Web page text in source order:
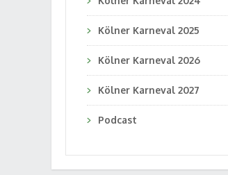
Kölner Karneval 2025
Kölner Karneval 2026
Kölner Karneval 2027
Podcast